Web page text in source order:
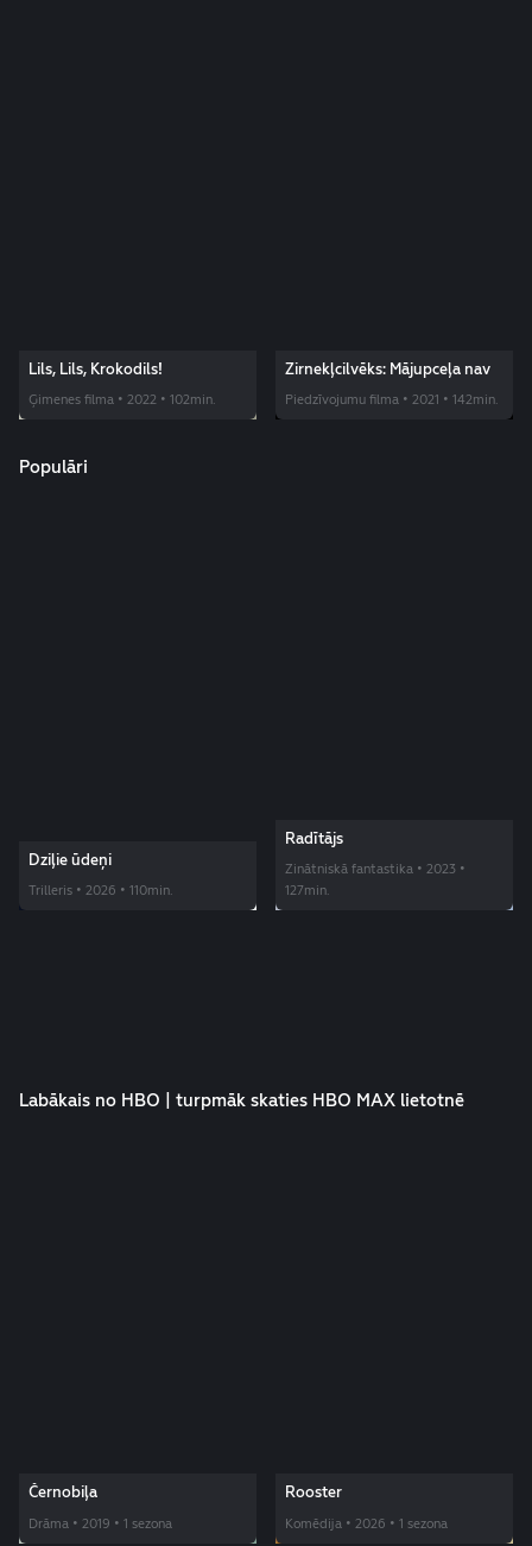
Lils, Lils, Krokodils!
Ģimenes filma • 2022 • 102min.
Zirnekļcilvēks: Mājupceļa nav
Piedzīvojumu filma • 2021 • 142min.
Populāri
Dziļie ūdeņi
Trilleris • 2026 • 110min.
Radītājs
Zinātniskā fantastika • 2023 •
127min.
Labākais no HBO | turpmāk skaties HBO MAX lietotnē
Černobiļa
Drāma • 2019 • 1 sezona
Rooster
Komēdija • 2026 • 1 sezona